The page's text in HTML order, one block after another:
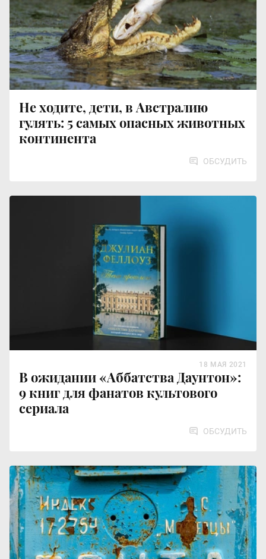
Не ходите, дети, в Австралию
гулять: 5 самых опасных животных
континента
ОБСУДИТЬ
В ожидании «Аббатства Даунтон»:
9 книг для фанатов культового
сериала
18 МАЯ 2021
ОБСУДИТЬ